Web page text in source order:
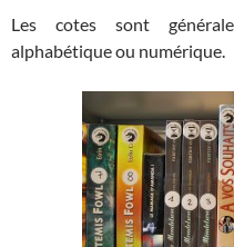
Les cotes sont
alphabétique ou numérique.